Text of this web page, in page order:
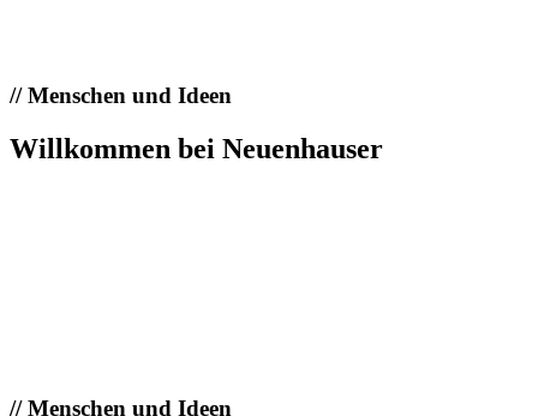
//Menschen und Ideen
Willkommen bei Neuenhauser
//Menschen und Ideen